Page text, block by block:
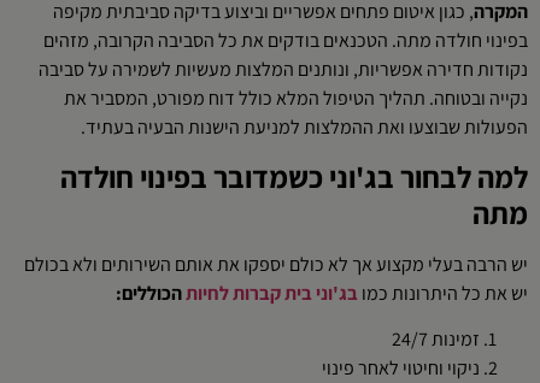
המקרה, כגון איטום פתחים אפשריים וביצוע בדיקה סביבתית מקיפה
בפינוי חולדה מתה. הטכנאים בודקים את כל הסביבה הקרובה, מזהים
נקודות חדירה אפשריות, ונותנים המלצות מעשיות לשמירה על סביבה
נקייה ובטוחה. תהליך הטיפול המלא כולל דוח מפורט, המסביר את
הפעולות שבוצעו ואת ההמלצות למניעת הישנות הבעיה בעתיד.
למה לבחור בג'וני כשמדובר בפינוי חולדה
מתה
יש הרבה בעלי מקצוע אך לא כולם יספקו את אותם השירותים ולא בכולם
יש את כל היתרונות כמו בג'וני בית קברות לחיותהכוללים:
זמינות 24/7
ניקוי וחיטוי לאחר פינוי